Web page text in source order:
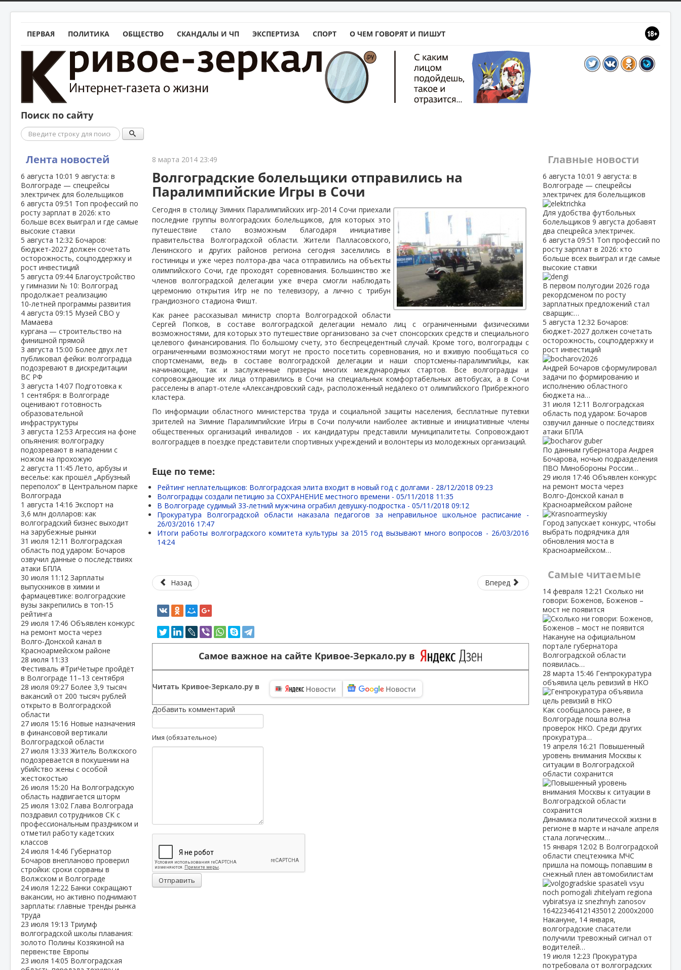
ПЕРВАЯ ПОЛИТИКА ОБЩЕСТВО СКАНДАЛЫ И ЧП ЭКСПЕРТИЗА СПОРТ О ЧЕМ ГОВОРЯТ И ПИШУТ
Поиск по сайту
Поиск
Лента новостей
6 августа 10:01 9 августа: в
Волгограде — спецрейсы
электричек для болельщиков
6 августа 09:51 Топ профессий по
росту зарплат в 2026: кто
больше всех выиграл и где самые
высокие ставки
5 августа 12:32 Бочаров:
бюджет‑2027 должен сочетать
осторожность, соцподдержку и
рост инвестиций
5 августа 09:44 Благоустройство
у гимназии № 10: Волгоград
продолжает реализацию
10‑летней программы развития
4 августа 09:15 Музей СВО у
Мамаева
кургана — строительство на
финишной прямой
3 августа 15:00 Более двух лет
публиковал фейки: волгоградца
подозревают в дискредитации
ВС РФ
3 августа 14:07 Подготовка к
1 сентября: в Волгограде
оценивают готовность
образовательной
инфраструктуры
3 августа 12:53 Агрессия на фоне
опьянения: волгоградку
подозревают в нападении с
ножом на прохожую
2 августа 11:45Лето, арбузы и
веселье: как прошёл „Арбузный
переполох“ в Центральном парке
Волгограда
1 августа 14:16 Экспорт на
3,6 млн долларов: как
волгоградский бизнес выходит
на зарубежные рынки
31 июля 12:11 Волгоградская
область под ударом: Бочаров
озвучил данные о последствиях
атаки БПЛА
30 июля 11:12 Зарплаты
выпускников в химии и
фармацевтике: волгоградские
вузы закрепились в топ‑15
рейтинга
29 июля 17:46 Объявлен конкурс
на ремонт моста через
Волго‑Донской канал в
Красноармейском районе
28 июля 11:33
Фестиваль #ТриЧетыре пройдёт
в Волгограде 11–13 сентября
28 июля 09:27 Более 3,9 тысяч
вакансий от 200 тысяч рублей
открыто в Волгоградской
области
27 июля 15:16 Новые назначения
в финансовой вертикали
Волгоградской области
27 июля 13:33Житель Волжского
подозревается в покушении на
убийство жены с особой
жестокостью
26 июля 15:20 На Волгоградскую
область надвигается шторм
25 июля 13:02 Глава Волгограда
поздравил сотрудников СК с
профессиональным праздником и
отметил работу кадетских
классов
24 июля 14:46 Губернатор
Бочаров внепланово проверил
стройки: сроки сорваны в
Волжском и Волгограде
24 июля 12:22 Банки сокращают
вакансии, но активно поднимают
зарплаты: главные тренды рынка
труда
23 июля 19:13 Триумф
волгоградской школы плавания:
золото Полины Козякиной на
первенстве Европы
23 июля 14:05 Волгоградская
8 марта 2014 23:49
Волгоградские болельщики отправились на
Паралимпийские Игры в Сочи
Сегодня в столицу Зимних Паралимпийских игр-2014 Сочи приехали
последние группы волгоградских болельщиков, для которых это
путешествие стало возможным благодаря инициативе
правительства Волгоградской области. Жители Палласовского,
Ленинского и других районов региона сегодня заселились в
гостиницы и уже через полтора-два часа отправились на объекты
олимпийского Сочи, где проходят соревнования. Большинство же
членов волгоградской делегации уже вчера смогли наблюдать
церемонию открытия Игр не по телевизору, а лично с трибун
грандиозного стадиона Фишт.
Как ранее рассказывал министр спорта Волгоградской области
Сергей Попков, в составе волгоградской делегации немало лиц с ограниченными физическими
возможностями, для которых это путешествие организовано за счет спонсорских средств и специального
целевого финансирования. По большому счету, это беспрецедентный случай. Кроме того, волгоградцы с
ограниченными возможностями могут не просто посетить соревнования, но и вживую пообщаться со
спортсменами, ведь в составе волгоградской делегации и наши спортсмены-паралимпийцы, как
начинающие, так и заслуженные призеры многих международных стартов. Все волгоградцы и
сопровождающие их лица отправились в Сочи на специальных комфортабельных автобусах, а в Сочи
расселены в апарт-отеле «Александровский сад», расположенный недалеко от олимпийского Прибрежного
кластера.
По информации областного министерства труда и социальной защиты населения, бесплатные путевки
зрителей на Зимние Паралимпийские Игры в Сочи получили наиболее активные и инициативные члены
общественных организаций инвалидов - их кандидатуры представили муниципалитеты. Сопровождают
волгоградцев в поездке представители спортивных учреждений и волонтеры из молодежных организаций.
Еще по теме:
Рейтинг неплательщиков: Волгоградская элита входит в новый год с долгами - 28/12/2018 09:23
Волгоградцы создали петицию за СОХРАНЕНИЕ местного времени -05/11/2018 11:35
В Волгограде судимый 33-летний мужчина ограбил девушку-подростка -05/11/2018 09:12
Прокуратура Волгоградской области наказала педагогов за неправильное школьное расписание -
26/03/2016 17:47
Итоги работы волгоградского комитета культуры за 2015 год вызывают много вопросов - 26/03/2016
14:24
Назад Вперед
Самое важное на сайте Кривое-Зеркало.ру в
Читать Кривое-Зеркало.ру в
Добавить комментарий
Имя (обязательное)
Отправить
Главные новости
6 августа 10:01 9 августа: в
Волгограде — спецрейсы
электричек для болельщиков
Для удобства футбольных
болельщиков 9 августа добавят
два спецрейса электричек.
6 августа 09:51 Топ профессий по
росту зарплат в 2026: кто
больше всех выиграл и где самые
высокие ставки
В первом полугодии 2026 года
рекордсменом по росту
зарплатных предложений стал
сварщик:…
5 августа 12:32 Бочаров:
бюджет‑2027 должен сочетать
осторожность, соцподдержку и
рост инвестиций
Андрей Бочаров сформулировал
задачи по формированию и
исполнению областного
бюджета на…
31 июля 12:11 Волгоградская
область под ударом: Бочаров
озвучил данные о последствиях
атаки БПЛА
По данным губернатора Андрея
Бочарова, ночью подразделения
ПВО Минобороны России…
29 июля 17:46 Объявлен конкурс
на ремонт моста через
Волго‑Донской канал в
Красноармейском районе
Город запускает конкурс, чтобы
выбрать подрядчика для
обновления моста в
Красноармейском…
Самые читаемые
14 февраля 12:21 Сколько ни
говори: Боженов, Боженов –
мост не появится
Накануне на официальном
портале губернатора
Волгоградской области
появилась…
28 марта 15:46 Генпрокуратура
объявила цель ревизий в НКО
Как сообщалось ранее, в
Волгограде пошла волна
проверок НКО. Среди других
прокуратура…
19 апреля 16:21 Повышенный
уровень внимания Москвы к
ситуации в Волгоградской
области сохранится
Динамика политической жизни в
регионе в марте и начале апреля
стала логическим…
15 января 12:02 В Волгоградской
области спецтехника МЧС
пришла на помощь попавшим в
снежный плен автомобилистам
Накануне, 14 января,
волгоградские спасатели
получили тревожный сигнал от
водителей…
19 июля 12:23 Прокуратура
потребовала от волгоградских